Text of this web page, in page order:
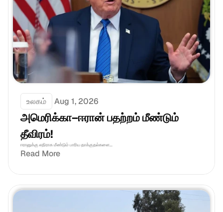
உலகம் Aug 1, 2026
அமெரிக்கா–ஈரான் பதற்றம் மீண்டும்
தீவிரம்!
ஈரானுக்கு எதிராக மீண்டும் பாரிய தாக்குதல்களை...
Read More